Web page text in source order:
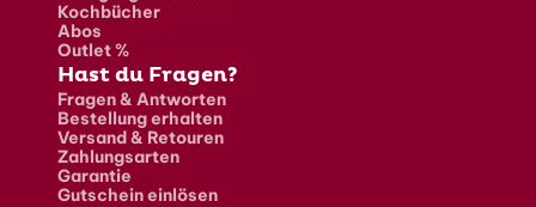
Kochbücher
Abos
Outlet %
Hast du Fragen?
Fragen & Antworten
Bestellung erhalten
Versand & Retouren
Zahlungsarten
Garantie
Gutschein einlösen